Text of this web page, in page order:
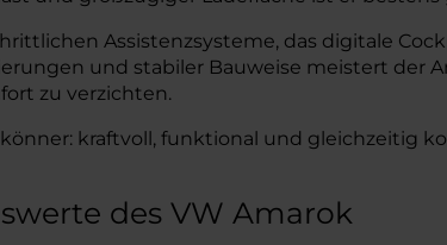
Assistenzsysteme, das digitale
und stabiler Bauweise meistert der
zu verzichten.
kraftvoll, funktional und gleichzeitig
des VW Amarok